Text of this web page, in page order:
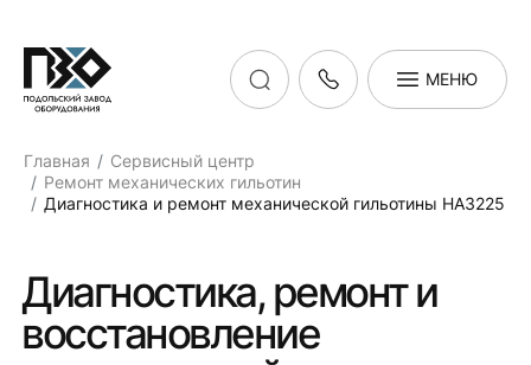
МЕНЮ
Главная
Сервисный центр
Ремонт механических гильотин
Диагностика и ремонт механической гильотины НА3225
Диагностика, ремонт и
восстановление